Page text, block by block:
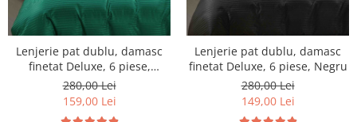
Lenjerie pat dublu, damasc
finetat Deluxe, 6 piese,
cearceaf pat cu elastic, Verde
280,00 Lei
159,00 Lei
Lenjerie pat dublu, damasc
finetat Deluxe, 6 piese, Negru
280,00 Lei
149,00 Lei